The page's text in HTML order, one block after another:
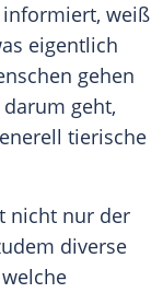
informiert, weiß
eigentlich
gehen
geht,
tierische
nicht nur der
diverse